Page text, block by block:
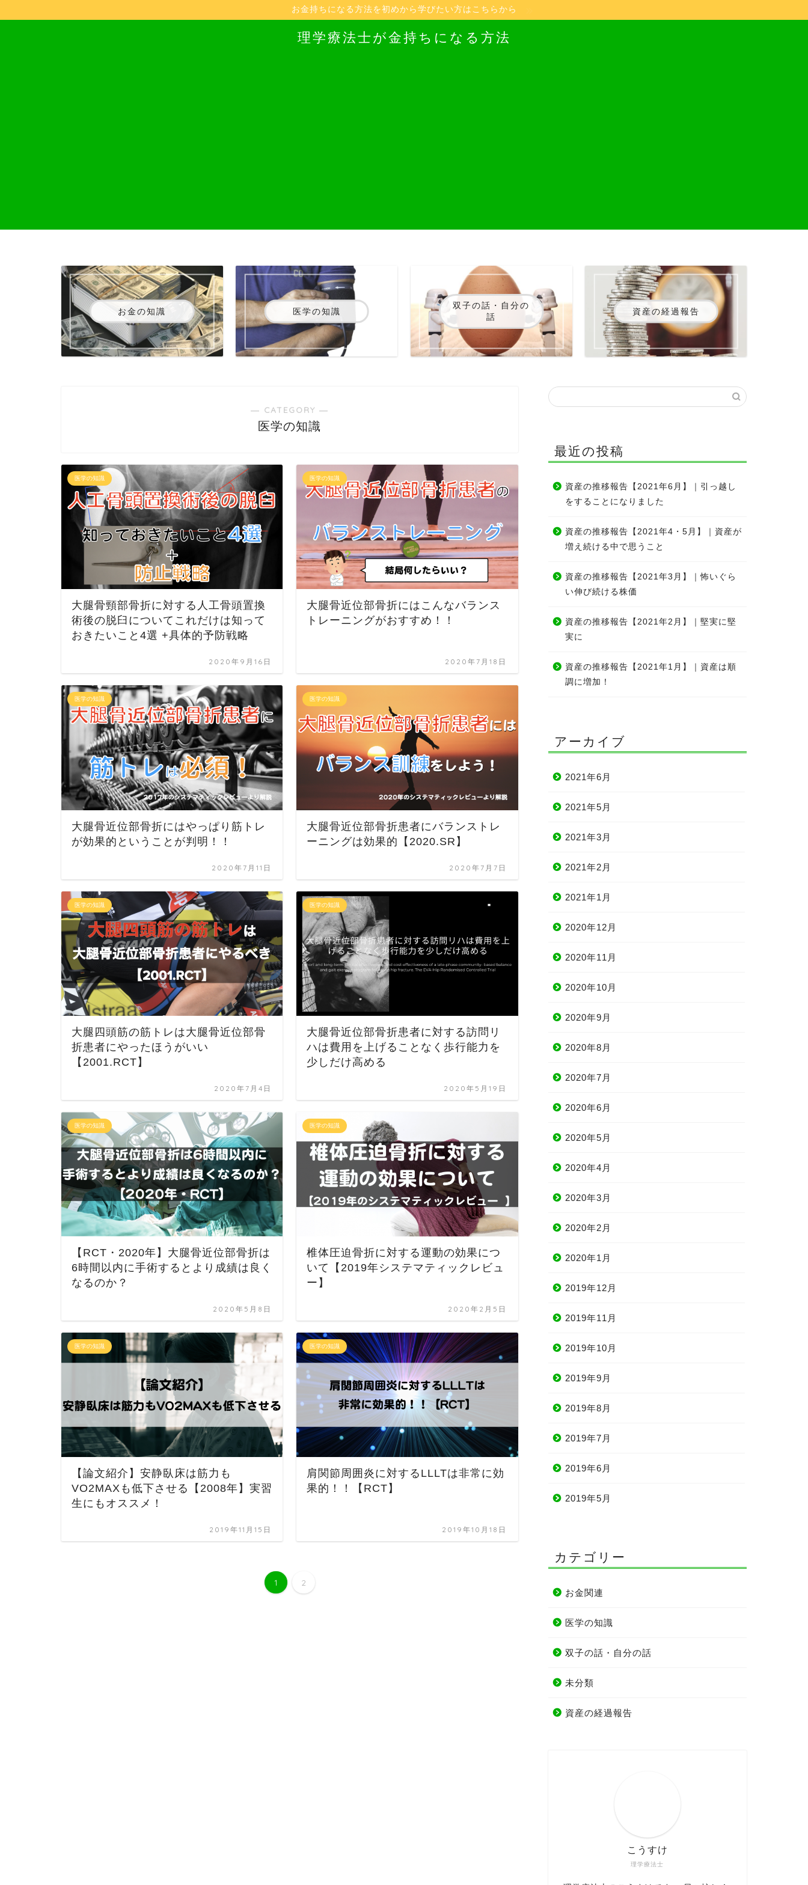
お金持ちになる方法を初めから学びたい方はこちらから
理学療法士が金持ちになる方法
お金の知識 医学の知識
双子の話・自分の
話
資産の経過報告
― CATEGORY ―
医学の知識
医学の知識
大腿骨頸部骨折に対する人工骨頭置換
術後の脱臼についてこれだけは知って
おきたいこと4選 +具体的予防戦略
2020年9月16日
医学の知識
大腿骨近位部骨折にはこんなバランス
トレーニングがおすすめ！！
2020年7月18日
医学の知識
大腿骨近位部骨折にはやっぱり筋トレ
が効果的ということが判明！！
2020年7月11日
医学の知識
大腿骨近位部骨折患者にバランストレ
ーニングは効果的【2020.SR】
2020年7月7日
医学の知識
大腿四頭筋の筋トレは大腿骨近位部骨
折患者にやったほうがいい
【2001.RCT】
2020年7月4日
医学の知識
大腿骨近位部骨折患者に対する訪問リ
ハは費用を上げることなく歩行能力を
少しだけ高める
2020年5月19日
医学の知識
【RCT・2020年】大腿骨近位部骨折は
6時間以内に手術するとより成績は良く
なるのか？
2020年5月8日
医学の知識
椎体圧迫骨折に対する運動の効果につ
いて【2019年システマティックレビュ
ー】
2020年2月5日
医学の知識
【論文紹介】安静臥床は筋力も
VO2MAXも低下させる【2008年】実習
生にもオススメ！
2019年11月15日
医学の知識
肩関節周囲炎に対するLLLTは非常に効
果的！！【RCT】
2019年10月18日
1 2
最近の投稿
資産の推移報告【2021年6月】｜引っ越し
をすることになりました
資産の推移報告【2021年4・5月】｜資産が
増え続ける中で思うこと
資産の推移報告【2021年3月】｜怖いぐら
い伸び続ける株価
資産の推移報告【2021年2月】｜堅実に堅
実に
資産の推移報告【2021年1月】｜資産は順
調に増加！
アーカイブ
2021年6月
2021年5月
2021年3月
2021年2月
2021年1月
2020年12月
2020年11月
2020年10月
2020年9月
2020年8月
2020年7月
2020年6月
2020年5月
2020年4月
2020年3月
2020年2月
2020年1月
2019年12月
2019年11月
2019年10月
2019年9月
2019年8月
2019年7月
2019年6月
2019年5月
カテゴリー
お金関連
医学の知識
双子の話・自分の話
未分類
資産の経過報告
理学療法士
こうすけ